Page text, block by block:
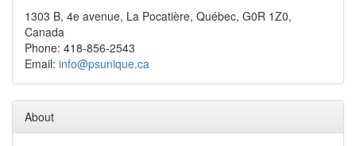
1303 B, 4e avenue, La Pocatière, Québec, G0R 1Z0,
Canada
Phone: 418-856-2543
Email: info@psunique.ca
About